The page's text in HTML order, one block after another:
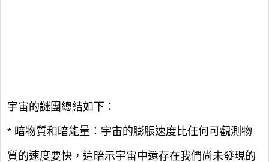
宇宙的謎團總結如下：
* 暗物質和暗能量：宇宙的膨脹速度比任何可觀測物
質的速度要快，這暗示宇宙中還存在我們尚未發現的